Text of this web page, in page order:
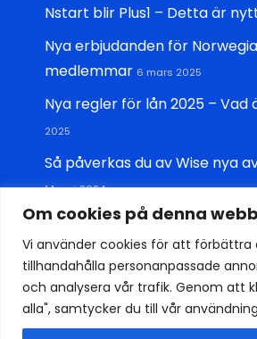
Om cookies på denna
Vi använder cookies för att förbättra
tillhandahålla personanpassade
och analysera vår trafik. Genom att
alla", samtycker du till vår
Nstart blir Plus1 – Detta är
Nya erbjudanden för
medlemmar 6 mars 2025
Nya regler för lån 2025 – Vad
2025
Så påverkas du av Wise nya
14 maj 2024
© Kredit.nu 2026- Jämför
Företagsuppgifter : Creamfile AB, 106
556880-7720